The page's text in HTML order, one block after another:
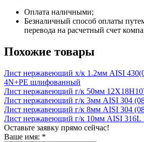
Оплата наличными;
Безналичный способ оплаты
перевода на расчетный счет
Похожие товары
Лист нержавеющий х/к 1.2мм AISI
4N+PE шлифованный
Лист нержавеющий г/к 50мм
Лист нержавеющий г/к 3мм AISI 304
Лист нержавеющий г/к 8мм AISI 304
Лист нержавеющий г/к 10мм AISI 316L
Оставьте заявку прямо сейчас!
Ваше имя: *